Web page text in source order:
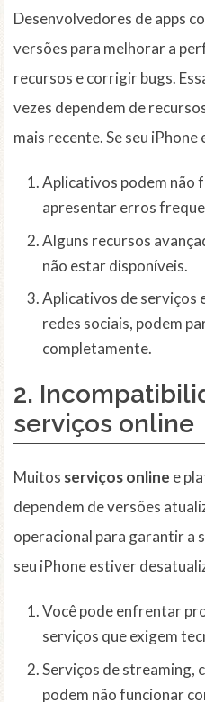
Desenvolvedores de apps
versões para melhorar a
recursos e corrigir bugs.
vezes dependem de
mais recente. Se seu
Aplicativos podem não
apresentar erros
Alguns recursos
não estar disponíveis.
Aplicativos de serviços
redes sociais, podem
completamente.
2.
serviços online
Muitos serviços online e
dependem de versões
operacional para garantir a
seu iPhone estiver
Você pode enfrentar
serviços que exigem
Serviços de streaming,
podem não funcionar